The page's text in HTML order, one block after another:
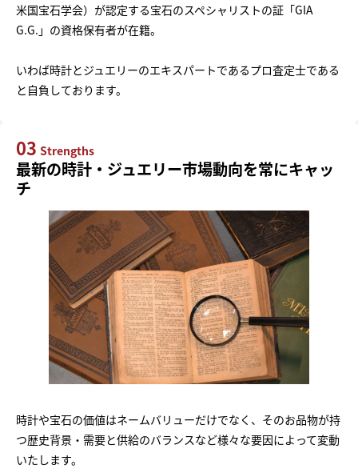
米国宝石学会）が認定する宝石のスペシャリストの証「GIA
G.G.」の資格保有者が在籍。
いわば時計とジュエリーのエキスパートであるプロ査定士である
と自負しております。
03 Strengths
最新の時計・ジュエリー市場動向を常にキャッ
チ
時計や宝石の価値はネームバリューだけでなく、そのお品物が持
つ歴史背景・需要と供給のバランスなど様々な要因によって変動
いたします。